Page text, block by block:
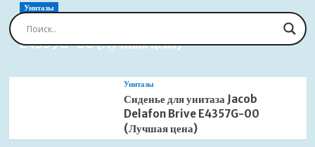
Унитазы
Сиденье для унитаза Jacob Delafon Brive
E4359G-00 (Лучшая цена)
Унитазы
Сиденье для унитаза Jacob
Delafon Brive E4357G-00
(Лучшая цена)